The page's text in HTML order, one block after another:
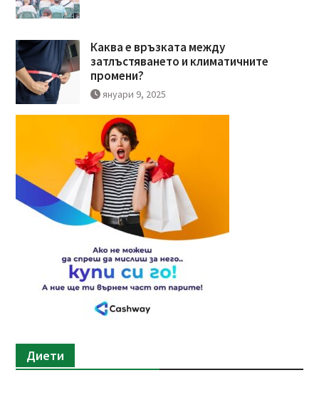
Каква е връзката между
затлъстяването и климатичните
промени?
януари 9, 2025
Диети